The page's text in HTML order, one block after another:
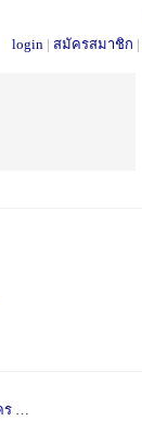
login | สมัครสมาชิก |
ร